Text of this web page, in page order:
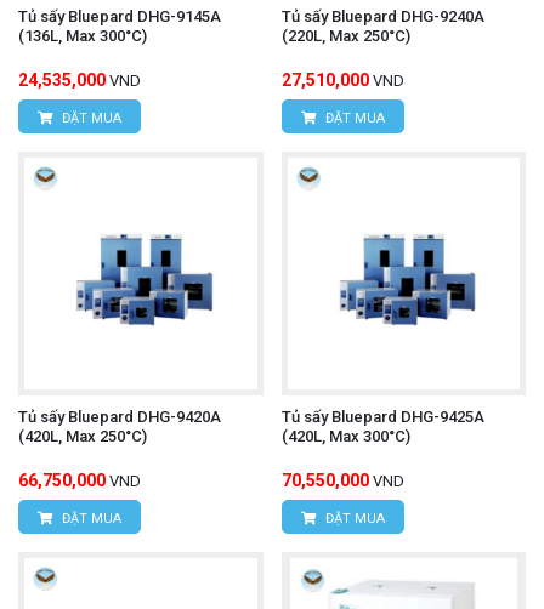
Tủ sấy Bluepard DHG-9145A
(136L, Max 300°C)
24,535,000 VND
ĐẶT MUA
Tủ sấy Bluepard DHG-9240A
(220L, Max 250°C)
27,510,000 VND
ĐẶT MUA
Tủ sấy Bluepard DHG-9420A
(420L, Max 250°C)
66,750,000 VND
ĐẶT MUA
Tủ sấy Bluepard DHG-9425A
(420L, Max 300°C)
70,550,000 VND
ĐẶT MUA